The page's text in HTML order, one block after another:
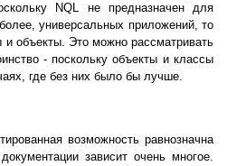
NQL не предназначен для
универсальных приложений, то
объекты. Это можно рассматривать
- поскольку объекты и классы
где без них было бы лучше.
возможность равнозначна
зависит очень многое.